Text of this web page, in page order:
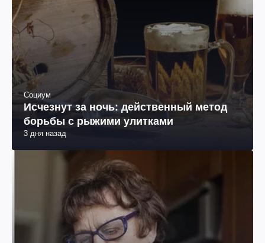
Социум
Исчезнут за ночь: действенный метод
борьбы с рыжими улитками
3 дня назад